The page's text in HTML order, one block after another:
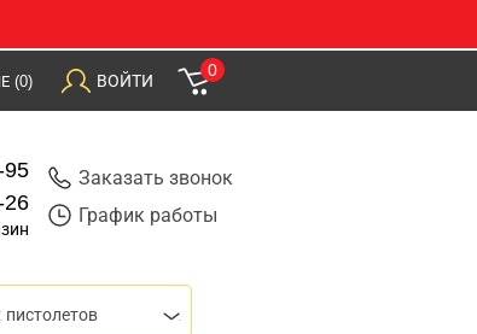
(0) ВОЙТИ
0
95
26
Заказать звонок
График работы